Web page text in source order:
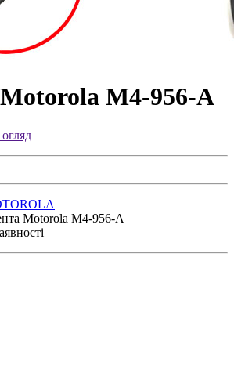
M4-956-A
Motorola M4-956-A